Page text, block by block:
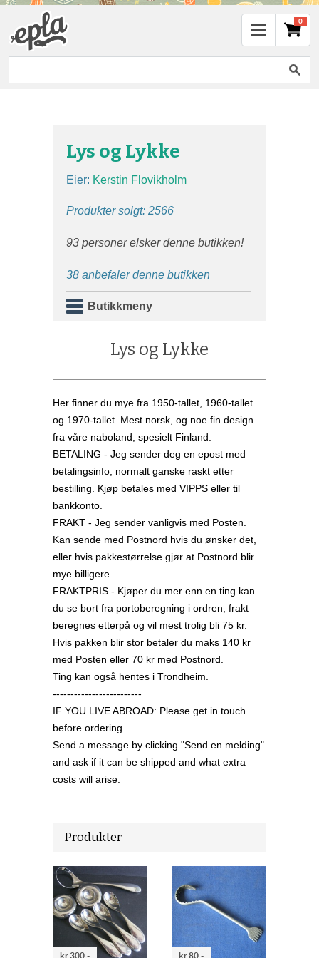
0
Lys og Lykke
Eier: Kerstin Flovikholm
Produkter solgt: 2566
93 personer elsker denne butikken!
38 anbefaler denne butikken
Butikkmeny
Lys og Lykke
Her finner du mye fra 1950-tallet, 1960-tallet
og 1970-tallet. Mest norsk, og noe fin design
fra våre naboland, spesielt Finland.
BETALING - Jeg sender deg en epost med
betalingsinfo, normalt ganske raskt etter
bestilling. Kjøp betales med VIPPS eller til
bankkonto.
FRAKT - Jeg sender vanligvis med Posten.
Kan sende med Postnord hvis du ønsker det,
eller hvis pakkestørrelse gjør at Postnord blir
mye billigere.
FRAKTPRIS - Kjøper du mer enn en ting kan
du se bort fra portoberegning i ordren, frakt
beregnes etterpå og vil mest trolig bli 75 kr.
Hvis pakken blir stor betaler du maks 140 kr
med Posten eller 70 kr med Postnord.
Ting kan også hentes i Trondheim.
-------------------------
IF YOU LIVE ABROAD: Please get in touch
before ordering.
Send a message by clicking "Send en melding"
and ask if it can be shipped and what extra
costs will arise.
Produkter
kr 300,- kr 80,-